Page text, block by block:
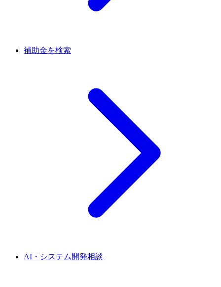
補助金を検索
AI・システム開発相談